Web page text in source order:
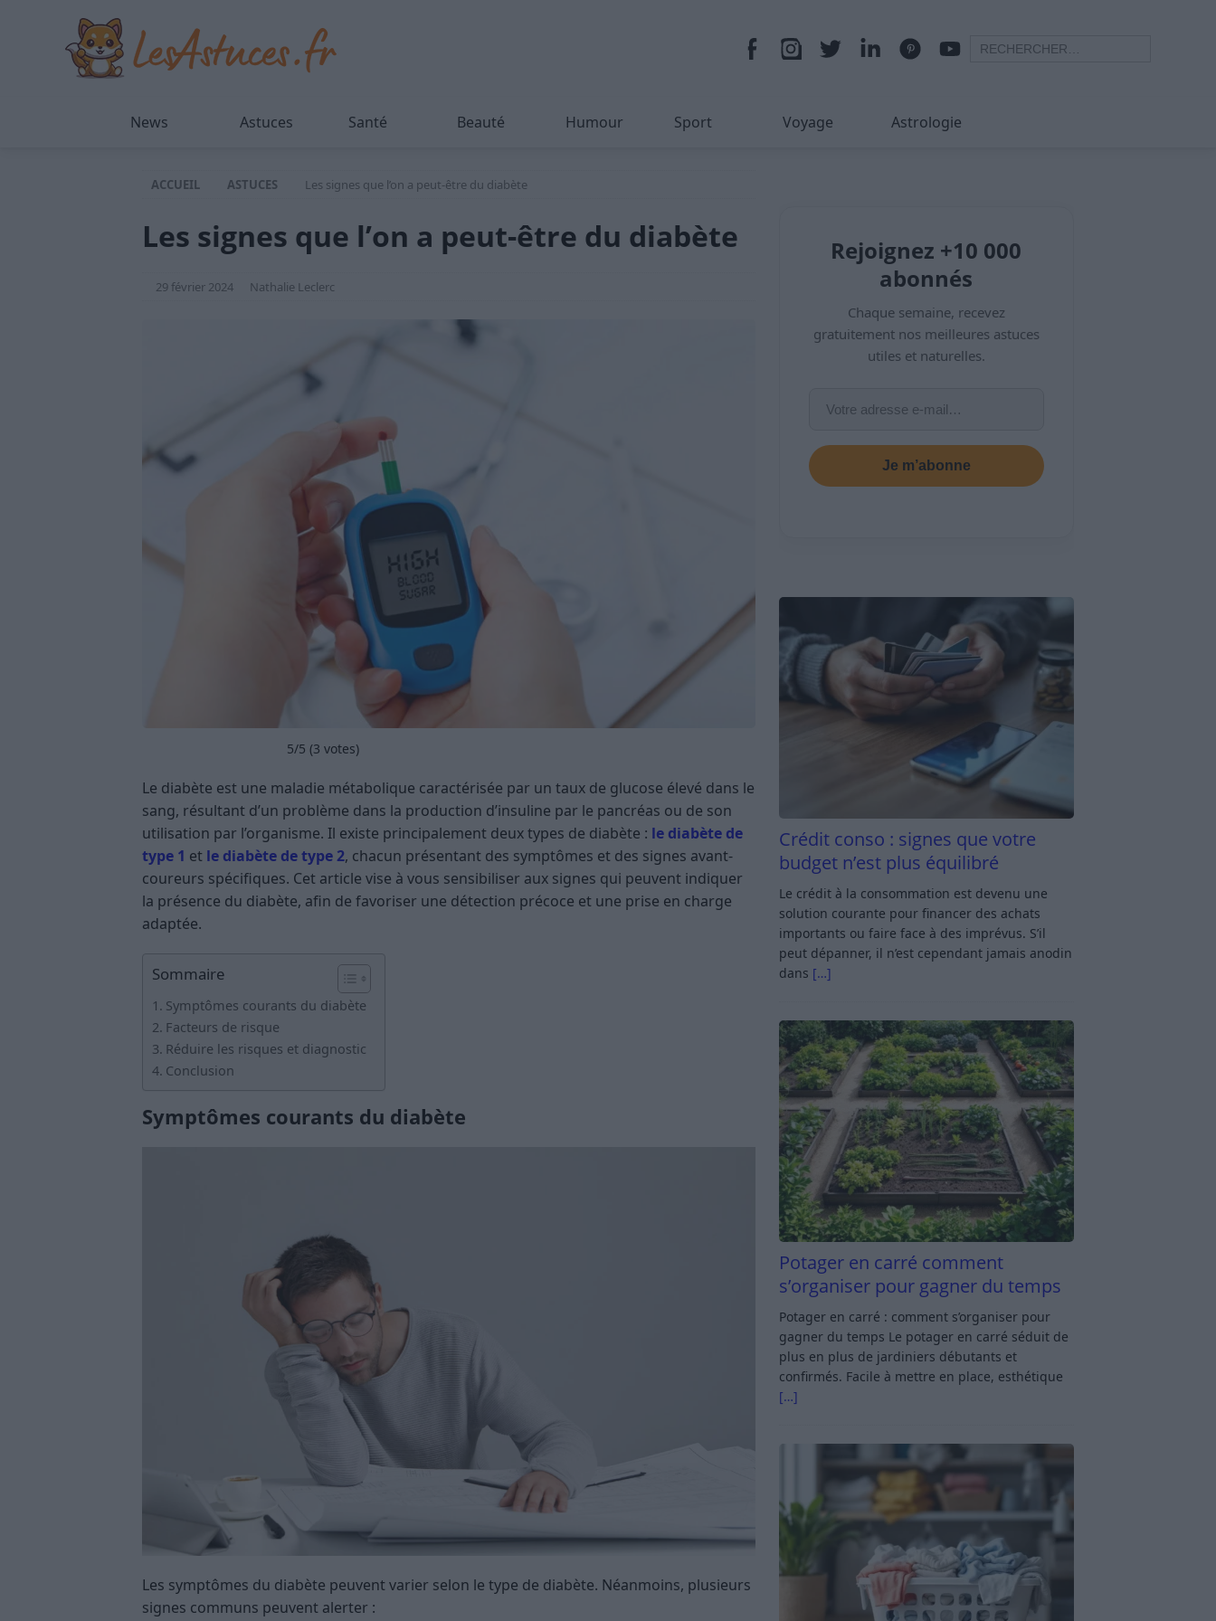
News Astuces Santé Beauté Humour Sport Voyage Astrologie
ACCUEIL ASTUCES Les signes que l’on a peut-être du diabète
Les signes que l’on a peut-être du diabète
29 février 2024 Nathalie Leclerc
5/5 (3 votes)
Le diabète est une maladie métabolique caractérisée par un taux de glucose élevé dans le
sang, résultant d’un problème dans la production d’insuline par le pancréas ou de son
utilisation par l’organisme. Il existe principalement deux types de diabète : le diabète de
type 1 et le diabète de type 2, chacun présentant des symptômes et des signes avant-
coureurs spécifiques. Cet article vise à vous sensibiliser aux signes qui peuvent indiquer
la présence du diabète, afin de favoriser une détection précoce et une prise en charge
adaptée.
Sommaire
Symptômes courants du diabète
Facteurs de risque
Réduire les risques et diagnostic
Conclusion
Symptômes courants du diabète
Les symptômes du diabète peuvent varier selon le type de diabète. Néanmoins, plusieurs
signes communs peuvent alerter :
Rejoignez +10 000
abonnés
Chaque semaine, recevez
gratuitement nos meilleures astuces
utiles et naturelles.
Je m’abonne
Crédit conso : signes que votre
budget n’est plus équilibré
Le crédit à la consommation est devenu une
solution courante pour financer des achats
importants ou faire face à des imprévus. S’il
peut dépanner, il n’est cependant jamais anodin
dans […]
Potager en carré comment
s’organiser pour gagner du temps
Potager en carré : comment s’organiser pour
gagner du temps Le potager en carré séduit de
plus en plus de jardiniers débutants et
confirmés. Facile à mettre en place, esthétique
[…]